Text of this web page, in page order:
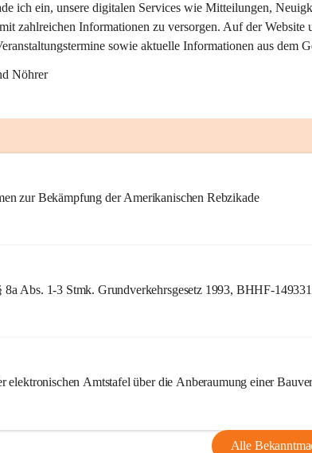
ich ein, unsere digitalen Services wie Mitteilungen,
zahlreichen Informationen zu versorgen. Auf der
sowie aktuelle Informationen aus dem
Nöhrer
zur Bekämpfung der Amerikanischen Rebzikade
8a Abs. 1-3 Stmk. Grundverkehrsgesetz 1993, BHHF-
elektronischen Amtstafel über die Anberaumung einer
Alle